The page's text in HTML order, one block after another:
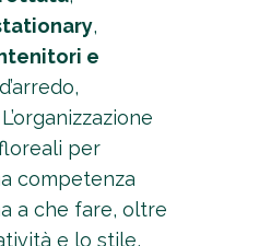
,
e
d’arredo,
L’organizzazione
per
competenza
a che fare, oltre
e lo stile,